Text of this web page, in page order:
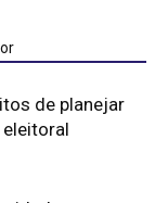
de planejar